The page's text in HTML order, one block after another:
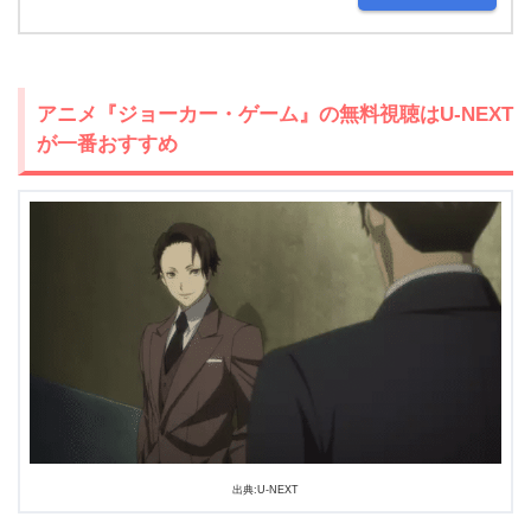
アニメ『ジョーカー・ゲーム』の無料視聴はU-NEXT
が一番おすすめ
出典:U-NEXT